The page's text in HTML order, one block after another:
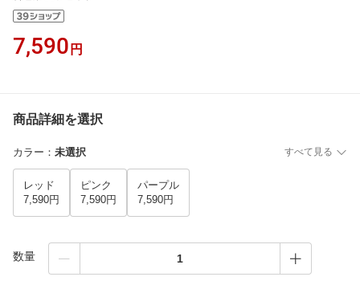
7,590 円
商品詳細を選択
カラー ： 未選択 すべて見る
レッド
7,590円
ピンク
7,590円
パープル
7,590円
数量